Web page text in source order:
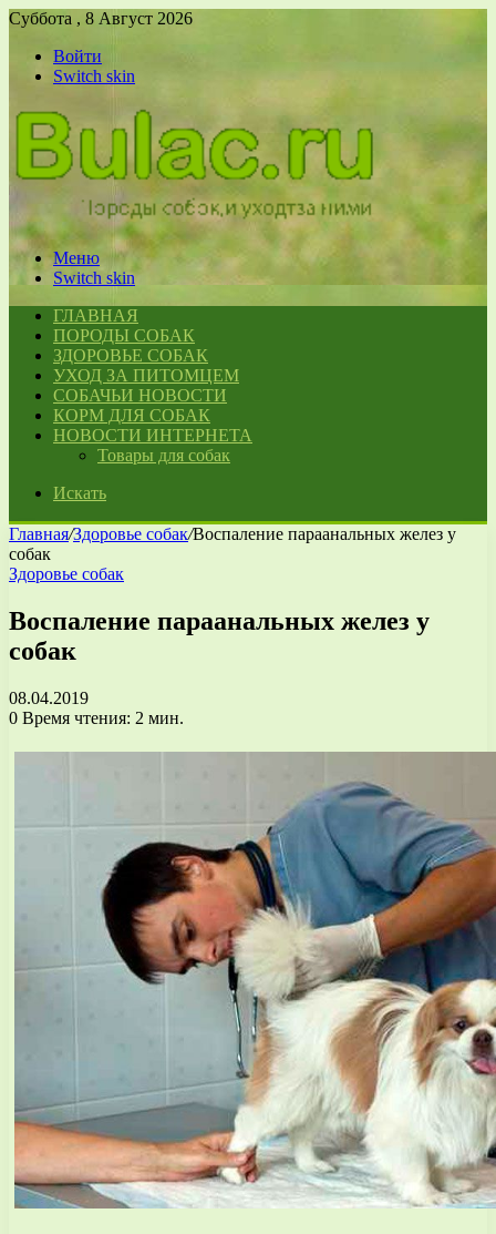
Суббота , 8 Август 2026
Войти
Switch skin
Меню
Switch skin
ГЛАВНАЯ
ПОРОДЫ СОБАК
ЗДОРОВЬЕ СОБАК
УХОД ЗА ПИТОМЦЕМ
СОБАЧЬИ НОВОСТИ
КОРМ ДЛЯ СОБАК
НОВОСТИ ИНТЕРНЕТА
Товары для собак
Искать
Главная/Здоровье собак/Воспаление параанальных желез у
собак
Здоровье собак
Воспаление параанальных желез у
собак
08.04.2019
0 Время чтения: 2 мин.